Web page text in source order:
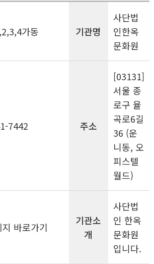
가동 기관명
사단법
인한옥
문화원
7442 주소
[03131]
서울 종
로구 율
곡로6길
36 (운
니동, 오
피스텔
월드)
바로가기
기관소
개
사단법
인 한옥
문화원
입니다.